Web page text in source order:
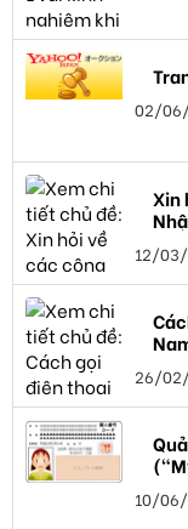
02/
Xin
12/
26/
10/